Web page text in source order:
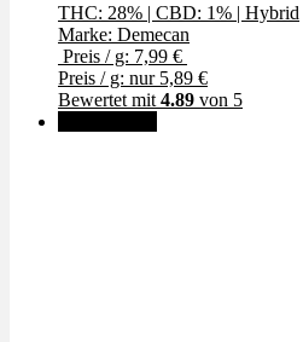
THC: 28% | CBD: 1% | Hybrid
Marke: Demecan
Preis / g: 7,99 €
Preis / g: nur 5,89 €
Bewertet mit 4.89 von 5